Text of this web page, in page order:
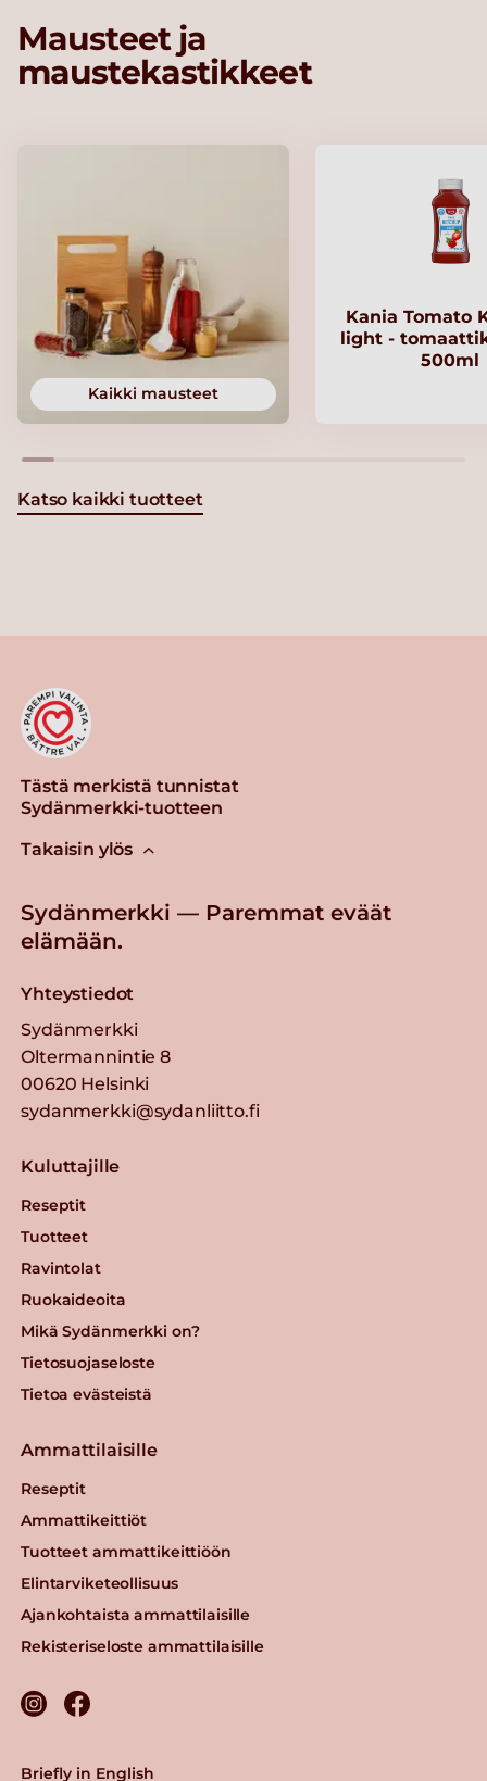
Mausteet ja
maustekastikkeet
Kaikki mausteet
Kania Tomato
light -
500ml
Katso kaikki tuotteet
Tästä merkistä tunnistat
Sydänmerkki-tuotteen
Takaisin ylös
Sydänmerkki — Paremmat eväät
elämään.
Yhteystiedot
Sydänmerkki
Oltermannintie 8
00620 Helsinki
sydanmerkki@sydanliitto.fi
Kuluttajille
Reseptit
Tuotteet
Ravintolat
Ruokaideoita
Mikä Sydänmerkki on?
Tietosuojaseloste
Tietoa evästeistä
Ammattilaisille
Reseptit
Ammattikeittiöt
Tuotteet ammattikeittiöön
Elintarviketeollisuus
Ajankohtaista ammattilaisille
Rekisteriseloste ammattilaisille
Briefly in English